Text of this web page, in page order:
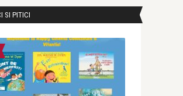
SI PITICI